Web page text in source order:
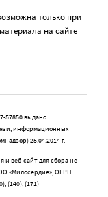
только при
на сайте
57850 выдано
информационных
25.04.2014 г.
и веб-сайт для сбора не
«Милосердие», ОГРН
(140), (171)